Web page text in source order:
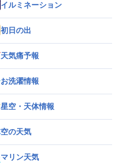
イルミネーション
初日の出
天気痛予報
お洗濯情報
星空・天体情報
空の天気
マリン天気